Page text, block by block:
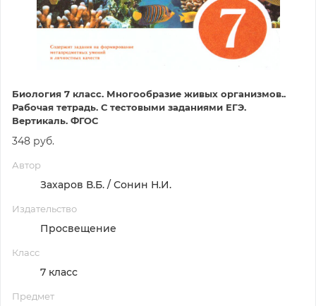
Биология 7 класс. Многообразие живых организмов..
Рабочая тетрадь. С тестовыми заданиями ЕГЭ.
Вертикаль. ФГОС
348 руб.
Автор
Захаров В.Б. / Сонин Н.И.
Издательство
Просвещение
Класс
7 класс
Предмет